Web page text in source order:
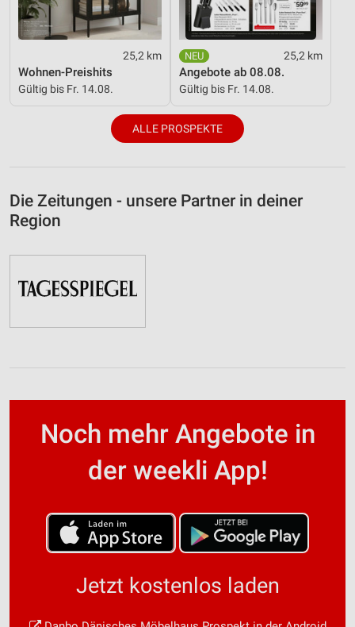
25,2 km
Wohnen-Preishits
Gültig bis Fr. 14.08.
25,2 km
Angebote ab 08.08.
Gültig bis Fr. 14.08.
ALLE PROSPEKTE
Die Zeitungen - unsere Partner in deiner
Region
Noch mehr Angebote in
der weekli App!
Jetzt kostenlos laden